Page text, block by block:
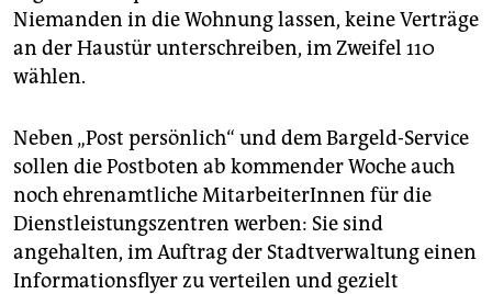
Niemanden in die Wohnung lassen, keine Verträge
an der Haustür unterschreiben, im Zweifel 110
wählen.
Neben „Post persönlich“ und dem Bargeld-Service
sollen die Postboten ab kommender Woche auch
noch ehrenamtliche MitarbeiterInnen für die
Dienstleistungszentren werben: Sie sind
angehalten, im Auftrag der Stadtverwaltung einen
Informationsflyer zu verteilen und gezielt